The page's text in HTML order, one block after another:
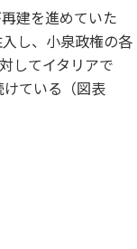
建を進めていた
し、小泉政権の各
してイタリアで
ている（図表